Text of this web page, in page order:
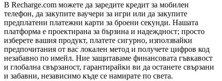
В Recharge.com можете да заредите кредит за мобилен
телефон, да закупите ваучери за игри или да закупите
предплатени платежни карти за броени секунди. Нашата
платформа е проектирана за бързина и надеждност; просто
изберете вашия продукт, платете сигурно, използвайки
предпочитания от вас локален метод и получете цифров код
незабавно по имейл. Ние защитаваме финансовата гъвкавост
и глобална свързаност, гарантирайки ви да останете свързани
и забавни, независимо къде се намирате по света.